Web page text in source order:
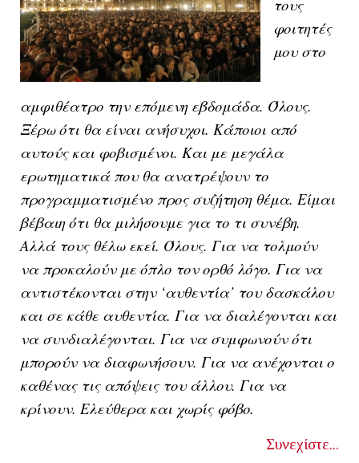
τους
φοιτητές
μου στο
αμφιθέατρο την επόμενη εβδομάδα. Όλους.
Ξέρω ότι θα είναι ανήσυχοι. Κάποιοι από
αυτούς και φοβισμένοι. Και με μεγάλα
ερωτηματικά που θα ανατρέψουν το
προγραμματισμένο προς συζήτηση θέμα. Είμαι
βέβαιη ότι θα μιλήσουμε για το τι συνέβη.
Αλλά τους θέλω εκεί. Όλους. Για να τολμούν
να προκαλούν με όπλο τον ορθό λόγο. Για να
αντιστέκονται στην ‘αυθεντία’ του δασκάλου
και σε κάθε αυθεντία. Για να διαλέγονται και
να συνδιαλέγονται. Για να συμφωνούν ότι
μπορούν να διαφωνήσουν. Για να ανέχονται ο
καθένας τις απόψεις του άλλου. Για να
κρίνουν. Ελεύθερα και χωρίς φόβο.
Συνεχίστε...